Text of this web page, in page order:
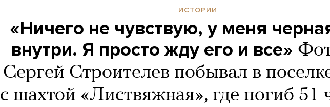
ИСТОРИИ
«Ничего не чувствую, у меня
внутри. Я просто жду его и все»
Сергей Строителев побывал в
с шахтой «Листвяжная», где погиб 51